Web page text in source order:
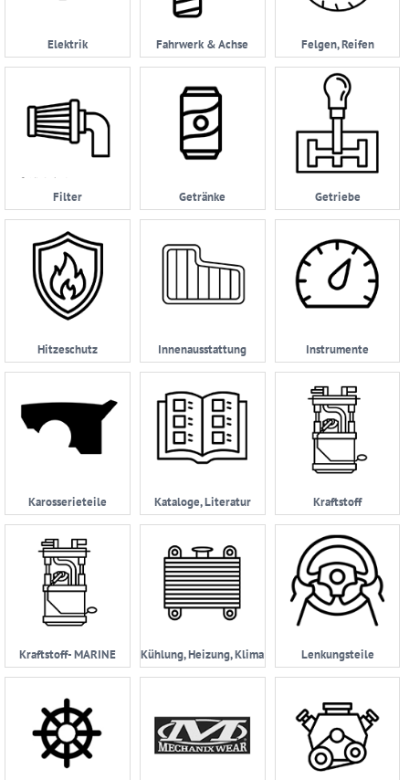
Elektrik Fahrwerk & Achse Felgen, Reifen
Filter Getränke Getriebe
Hitzeschutz Innenausstattung Instrumente
Karosserieteile Kataloge, Literatur Kraftstoff
Kraftstoff- MARINE Kühlung, Heizung, Klima Lenkungsteile